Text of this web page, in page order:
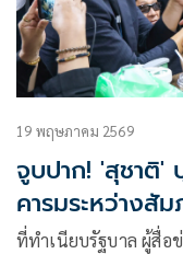
19 พฤษภาคม 2569
จูบปาก! 'สุชาติ'
คารมระหว่าง
ที่ทำเนียบรัฐบาล ผู้สื่อ